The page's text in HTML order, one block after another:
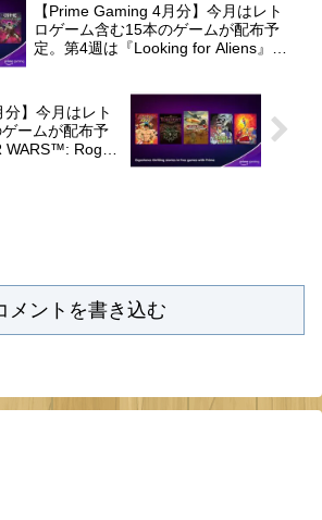
【Prime Gaming 4月分】今月はレト
ロゲーム含む15本のゲームが配布予
定。第4週は『Looking for Aliens』
分】今月はレト
ームが配布予
WARS™: Rogue
メントを書き込む